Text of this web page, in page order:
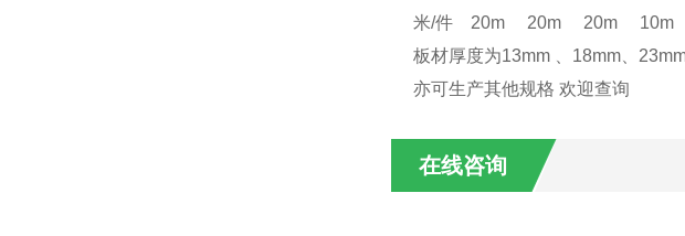
米/件 20m 20m 20m
板材厚度为13mm 、18mm、
亦可生产其他规格 欢迎查询
在线咨询